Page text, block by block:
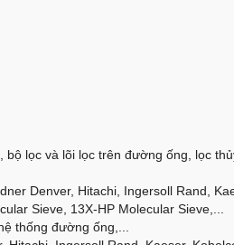
lọc và lõi lọc trên đường ống, lọc
Denver, Hitachi, Ingersoll Rand,
Sieve, 13X-HP Molecular Sieve,...
thống đường ống,...